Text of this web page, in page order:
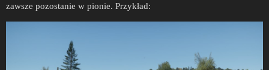
zawsze pozostanie w pionie. Przykład: